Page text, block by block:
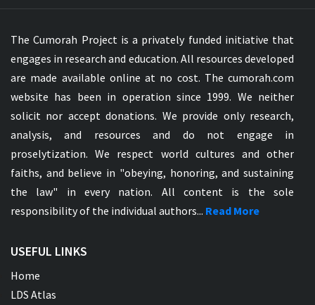
The Cumorah Project is a privately funded initiative that
engages in research and education. All resources developed
are made available online at no cost. The cumorah.com
website has been in operation since 1999. We neither
solicit nor accept donations. We provide only research,
analysis, and resources and do not engage in
proselytization. We respect world cultures and other
faiths, and believe in "obeying, honoring, and sustaining
the law" in every nation. All content is the sole
responsibility of the individual authors... Read More
USEFUL LINKS
Home
LDS Atlas